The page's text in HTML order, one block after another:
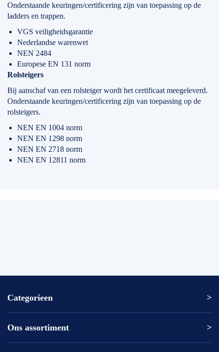
Onderstaande keuringen/certificering zijn van toepassing op de
ladders en trappen.
VGS veiligheidsgarantie
Nederlandse warenwet
NEN 2484
Europese EN 131 norm
Rolsteigers
Bij aanschaf van een rolsteiger wordt het certificaat meegeleverd.
Onderstaande keuringen/certificering zijn van toepassing op de
rolsteigers.
NEN EN 1004 norm
NEN EN 1298 norm
NEN EN 2718 norm
NEN EN 12811 norm
Categorieen
Altrex ladder
Altrex trap
Ons assortiment